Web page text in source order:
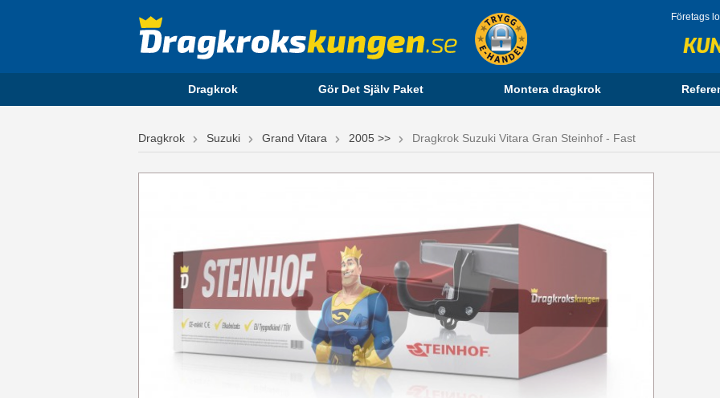
Företags
Dragkrok Gör Det Själv Paket Montera dragkrok
Dragkrok Suzuki Grand Vitara 2005 >> Dragkrok Suzuki Vitara Gran Steinhof - Fast